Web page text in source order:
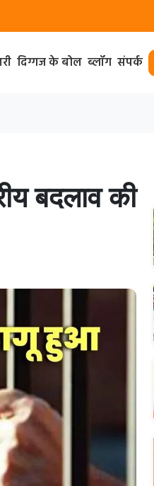
दिग्गज के बोल ब्लॉग संपर्क
बदलाव की